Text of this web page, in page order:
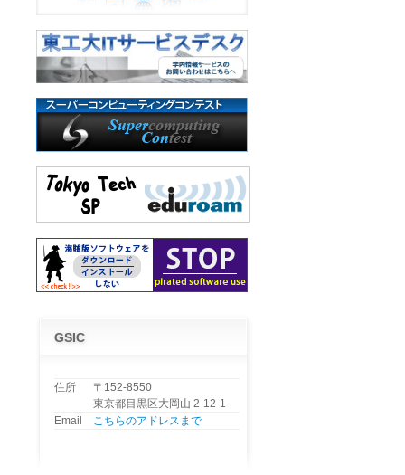
GSIC
住所
〒152-8550
東京都目黒区大岡山 2-12-1
Email
こちらのアドレスまで